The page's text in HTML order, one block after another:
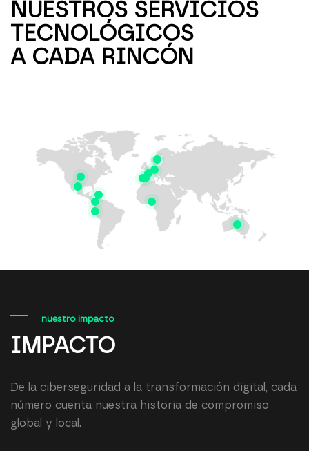
NUESTROS SERVICIOS
TECNOLÓGICOS
A CADA RINCÓN
nuestro impacto
IMPACTO
De la ciberseguridad a la transformación digital, cada
número cuenta nuestra historia de compromiso
global y local.
8
0
1
5